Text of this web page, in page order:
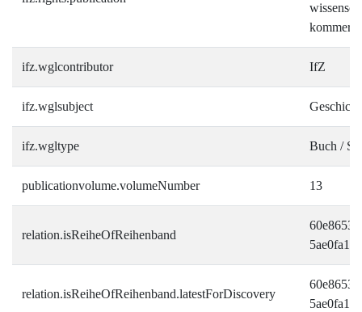
ifz.wglcontributor IfZ
ifz.wglsubject
ifz.wgltype Buch /
publicationvolume.volumeNumber 13
relation.isReiheOfReihenband
relation.isReiheOfReihenband.latestForDiscovery